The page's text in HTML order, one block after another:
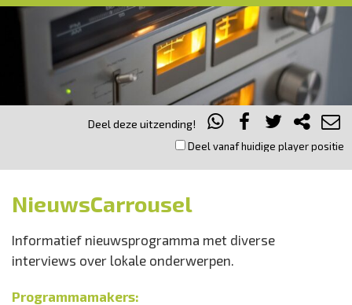
Deel deze uitzending!
Deel vanaf huidige player positie
NieuwsCarrousel
Informatief nieuwsprogramma met diverse
interviews over lokale onderwerpen.
Programmamakers: